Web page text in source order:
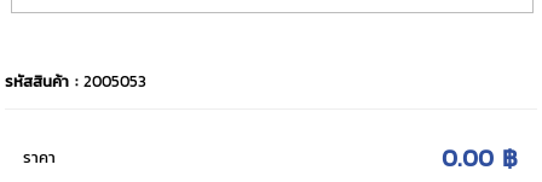
รหัสสินค้า :2005053
ราคา 0.00 ฿